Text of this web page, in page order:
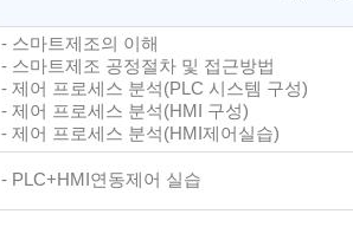
- 스마트제조의 이해
- 스마트제조 공정절차 및 접근방법
- 제어 프로세스 분석(PLC 시스템 구성)
- 제어 프로세스 분석(HMI 구성)
- 제어 프로세스 분석(HMI제어실습)
- PLC+HMI연동제어 실습